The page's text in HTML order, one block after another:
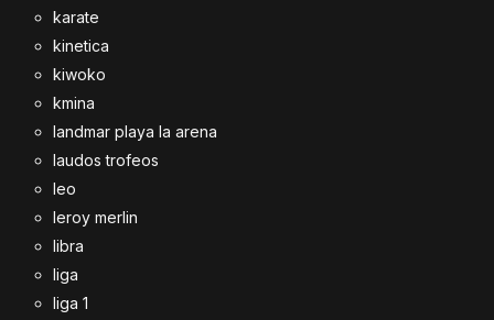
karate
kinetica
kiwoko
kmina
landmar playa la arena
laudos trofeos
leo
leroy merlin
libra
liga
liga 1